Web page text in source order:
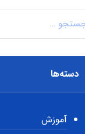
دسته‌ها
آموزش